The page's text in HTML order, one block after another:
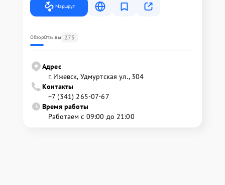
Маршрут
ОбзорОтзывы 275
Адрес
г. Ижевск, Удмуртская ул., 304
Контакты
+7 (341) 265-07-67
Время работы
Работаем с 09:00 до 21:00